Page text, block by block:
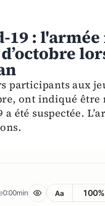
19 :
participants aux
ont indiqué être
a été suspectée.
0:00min Aa 100%